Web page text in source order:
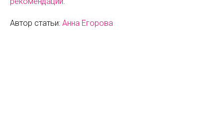
Автор статьи: Анна Егорова